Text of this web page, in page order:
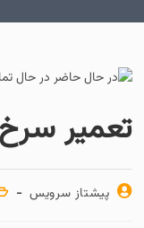
تعمیر
پیشتاز سرویس